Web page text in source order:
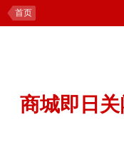
首页
商城即日关